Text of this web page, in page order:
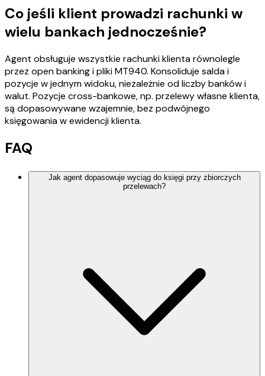
Co jeśli klient prowadzi rachunki w
wielu bankach jednocześnie?
Agent obsługuje wszystkie rachunki klienta równolegle
przez open banking i pliki MT940. Konsoliduje salda i
pozycje w jednym widoku, niezależnie od liczby banków i
walut. Pozycje cross-bankowe, np. przelewy własne klienta,
są dopasowywane wzajemnie, bez podwójnego
księgowania w ewidencji klienta.
FAQ
Jak agent dopasowuje wyciąg do księgi przy zbiorczych
przelewach?